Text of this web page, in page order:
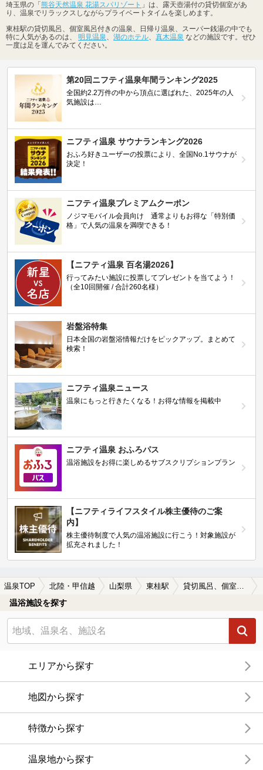
埼玉県の「 熊谷天然温泉 花湯スパリゾート 」は、露天壺湯付の貸切個室があ
り、温泉でリラックスしながらプライベートタイムを楽しめます。
東桂駅の貸切風呂、個室風呂付きの温泉、日帰り温泉、スーパー銭湯の中でも
特に人気があるのは、 明見温泉、 湖のホテル、 真木温泉 などの施設です。ぜひ
一度は足を運んでみてください。
第20回ニフティ温泉年間ランキング2025
全国約2.2万件の中から頂点に選ばれた、2025年の人
気施設は…
ニフティ温泉 サウナランキング2026
おふろ好きユーザーの投票により、全国No.1サウナが
決定！
ニフティ温泉プレミアムクーポン
ノジマモバイル会員向け 通常よりもお得な「特別価
格」で人気の温泉を満喫できる！
【ニフティ温泉 百名湯2026】
行ってみたい施設に投票してプレゼントを当てよう！
（全10回開催 / 合計260名様）
岩盤浴特集
日本全国の岩盤浴情報だけをピックアップ。まとめて
検索！
ニフティ温泉ニュース
温泉にもっと行きたくなる！お得な情報を掲載中
ニフティ温泉 おふろパス
温浴施設をお得に楽しめるサブスクリプションプラン
【ニフティライフスタイル株主優待のご案
内】
株主優待制度で人気の温浴施設に行こう！対象施設が
拡充されました！
温泉TOP 北陸・甲信越 山梨県 東桂駅
温浴施設を探す
エリアから探す
地図から探す
特徴から探す
温泉地から探す